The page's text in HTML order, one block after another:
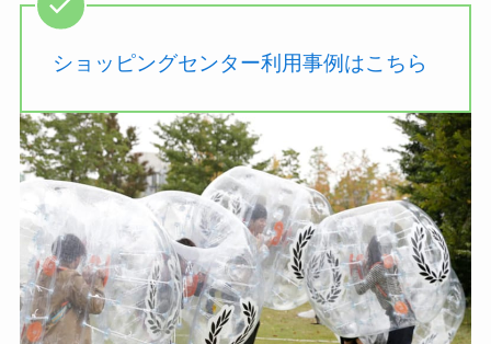
ショッピングセンター利用事例はこちら